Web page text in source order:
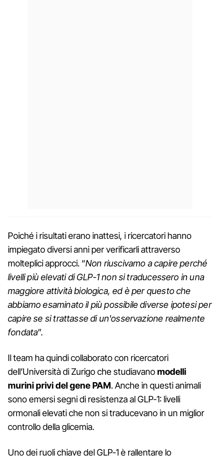
Poiché i risultati erano inattesi, i ricercatori hanno
impiegato diversi anni per verificarli attraverso
molteplici approcci. “Non riuscivamo a capire perché
livelli più elevati di GLP-1 non si traducessero in una
maggiore attività biologica, ed è per questo che
abbiamo esaminato il più possibile diverse ipotesi per
capire se si trattasse di un'osservazione realmente
fondata”.
Il team ha quindi collaborato con ricercatori
dell’Università di Zurigo che studiavanomodelli
murini privi del gene PAM. Anche in questi animali
sono emersi segni di resistenza al GLP-1: livelli
ormonali elevati che non si traducevano in un miglior
controllo della glicemia.
Uno dei ruoli chiave del GLP-1 è rallentare lo